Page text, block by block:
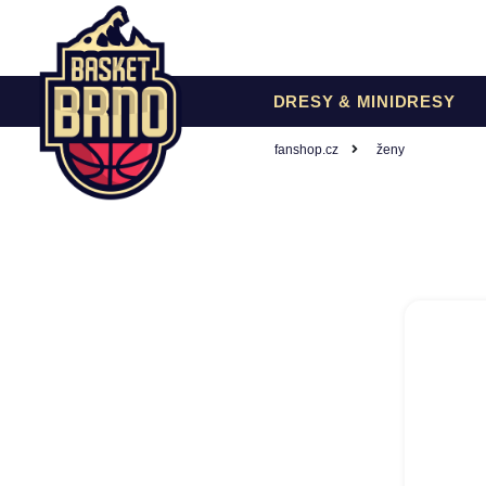
DRESY & MINIDRESY
fanshop.cz ženy